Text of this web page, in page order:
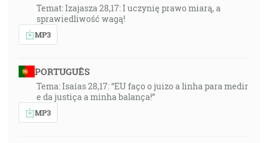
Temat: Izajasza 28,17: I uczynię prawo miarą, a
sprawiedliwość wagą!
MP3
PORTUGUÊS
Tema: Isaías 28,17: “EU faço o juizo a linha para medir
e da justiça a minha balança!”
MP3